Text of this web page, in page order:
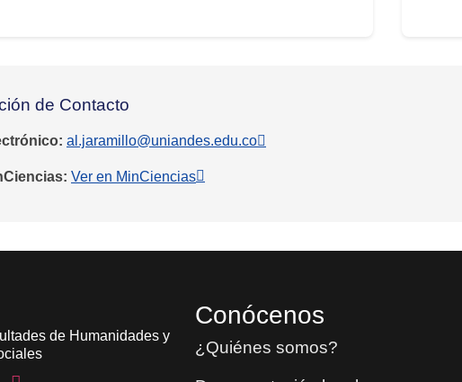
de Contacto
al.jaramillo@uniandes.edu.co
Ver en MinCiencias
de Humanidades y
Conócenos
¿Quiénes somos?